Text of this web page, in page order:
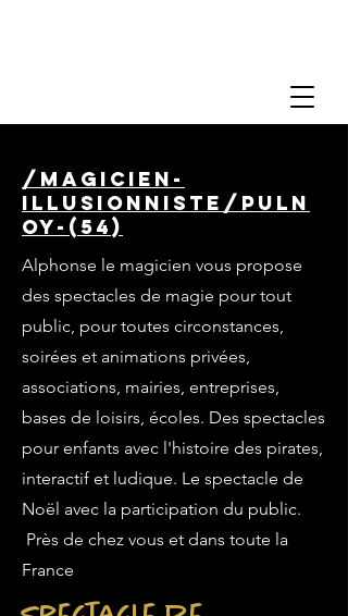
/magicien-
illusionniste/puln
oy-(54)
Alphonse le magicien vous propose
des spectacles de magie pour tout
public, pour toutes circonstances,
soirées et animations privées,
associations, mairies, entreprises,
bases de loisirs, écoles. Des spectacles
pour enfants avec l'histoire des pirates,
interactif et ludique. Le spectacle de
Noël avec la participation du public.
Près de chez vous et dans toute la
France